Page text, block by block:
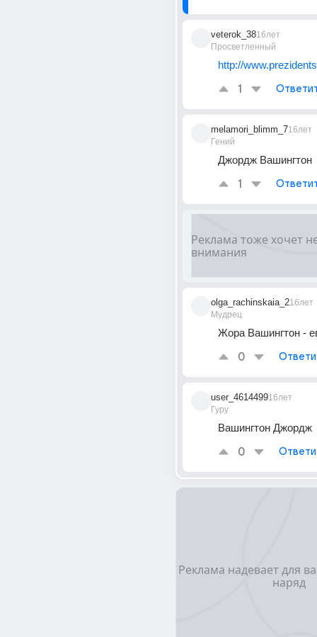
veterok_38
Просветленный
16лет
http://
1
melamori_blimm_7
Гений
16лет
Джордж Вашингтон
1
olga_rachinskaia_2
Мудрец
16лет
Жора Вашингтон -
0
user_4614499
Гуру
16лет
Вашингтон Джордж
0